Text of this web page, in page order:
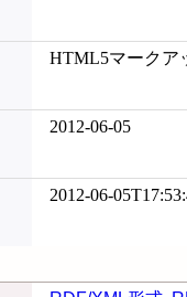
HTML5マークア
2012-06-05
2012-06-